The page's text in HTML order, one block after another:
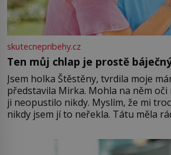
skutecnepribehy.cz
Ten můj chlap je prostě
Jsem holka Štěstěny, tvrdila moje
představila Mirka. Mohla na něm oči
ji neopustilo nikdy. Myslím, že mi
nikdy jsem jí to neřekla. Tátu měla
Jsme spolu moc rádi Tehdy byla jiná